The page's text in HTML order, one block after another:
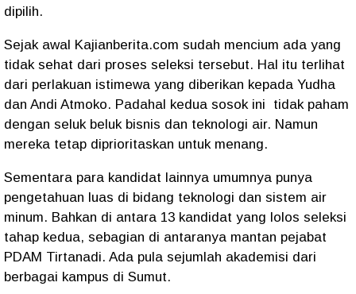
dipilih.
Sejak awal Kajianberita.com sudah mencium ada yang
tidak sehat dari proses seleksi tersebut. Hal itu terlihat
dari perlakuan istimewa yang diberikan kepada Yudha
dan Andi Atmoko. Padahal kedua sosok ini tidak paham
dengan seluk beluk bisnis dan teknologi air. Namun
mereka tetap diprioritaskan untuk menang.
Sementara para kandidat lainnya umumnya punya
pengetahuan luas di bidang teknologi dan sistem air
minum. Bahkan di antara 13 kandidat yang lolos seleksi
tahap kedua, sebagian di antaranya mantan pejabat
PDAM Tirtanadi. Ada pula sejumlah akademisi dari
berbagai kampus di Sumut.